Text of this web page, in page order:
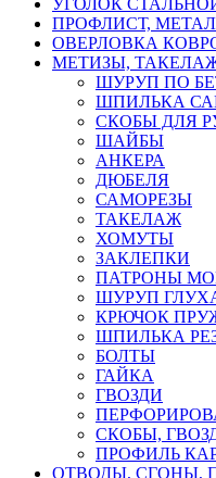
ПРОФЛИСТ,
ОВЕРЛОВКА
МЕТИЗЫ,
ШУРУП ПО
ШПИЛЬКА
СКОБЫ ДЛЯ
ШАЙБЫ
АНКЕРА
ДЮБЕЛЯ
САМОРЕЗЫ
ТАКЕЛАЖ
ХОМУТЫ
ЗАКЛЕПКИ
ПАТРОНЫ
ШУРУП
КРЮЧОК
ШПИЛЬКА
БОЛТЫ
ГАЙКА
ГВОЗДИ
СКОБЫ,
ПРОФИЛЬ
ОТВОДЫ, СГОНЫ,